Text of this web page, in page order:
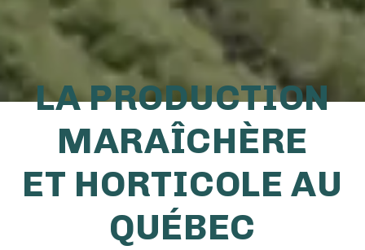
LA PRODUCTION
MARAÎCHÈRE
ET HORTICOLE AU
QUÉBEC